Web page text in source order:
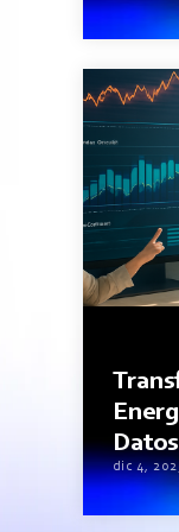
dic 4,